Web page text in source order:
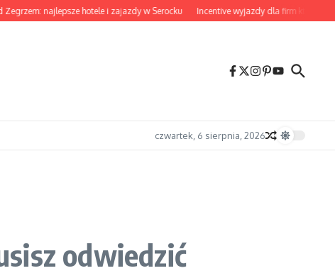
najlepsze hotele i zajazdy w Serocku Incentive wyjazdy dla firm które naprawdę
czwartek, 6 sierpnia, 2026
odwiedzić